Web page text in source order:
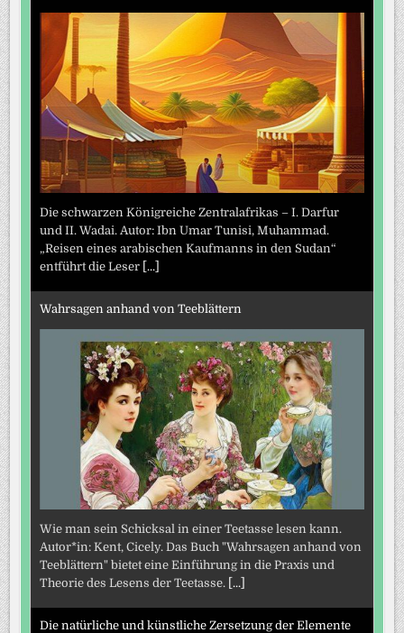
Die schwarzen Königreiche Zentralafrikas – I. Darfur
und II. Wadai. Autor: Ibn Umar Tunisi, Muhammad.
„Reisen eines arabischen Kaufmanns in den Sudan“
entführt die Leser [...]
Wahrsagen anhand von Teeblättern
Wie man sein Schicksal in einer Teetasse lesen kann.
Autor*in: Kent, Cicely. Das Buch "Wahrsagen anhand von
Teeblättern" bietet eine Einführung in die Praxis und
Theorie des Lesens der Teetasse. [...]
Die natürliche und künstliche Zersetzung der Elemente